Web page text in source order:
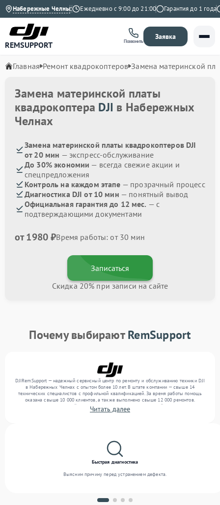
Набережные Челны
4.9 на Яндекс Ежедневно с 9:00 до 21:00 Гарантия до 1 года
REMSUPPORT Позвонить
Заявка
Главная Ремонт квадрокоптеров Замена материнской
Замена материнской платы
квадрокоптера DJI в Набережных
Челнах
Замена материнской платы квадрокоптеров DJI
от 20 мин — экспресс-обслуживание
До 30% экономии — всегда свежие акции и
спецпредложения
Контроль на каждом этапе — прозрачный процесс
Диагностика DJI от 10 мин — понятный вывод
Официальная гарантия до 12 мес. — с
подтверждающими документами
от 1980 ₽Время работы: от 30 мин
Записаться
Скидка 20% при записи на сайте
Почему выбираютRemSupport
DJIRemSupport — надежный сервисный центр по ремонту и обслуживанию техники DJI
в Набережных Челнах с опытом более 10 лет. В штате компании — свыше 14
технических специалистов с профильной квалификацией. За время работы помощь
оказана свыше 10 000 клиентов, а также выполнено свыше 12 000 ремонтов.
Ежемесячно в сервисный центр поступает более 300 обращений, включая , , . Мы
беремся за задачи любой сложности и поддерживаем высокий стандарт качества
Читать далее
Быстрая диагностика
Выясним причину перед устранением дефекта.